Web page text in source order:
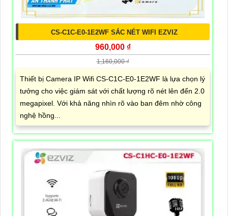
CS-C1C-E0-1E2WF SẮC NÉT WIFI EZVIZ
960,000 ₫
1,160,000 ₫
Thiết bị Camera IP Wifi CS-C1C-E0-1E2WF là lựa chọn lý
tưởng cho việc giám sát với chất lượng rõ nét lên đến 2.0
megapixel. Với khả năng nhìn rõ vào ban đêm nhờ công
nghệ hồng...